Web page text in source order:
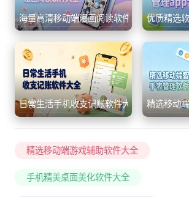
海量高清移动端漫画阅读软件大全优质精选
日常生活手机收支记账软件大全 精选移动
精选移动端游戏辅助软件大全
手机精美桌面美化软件大全